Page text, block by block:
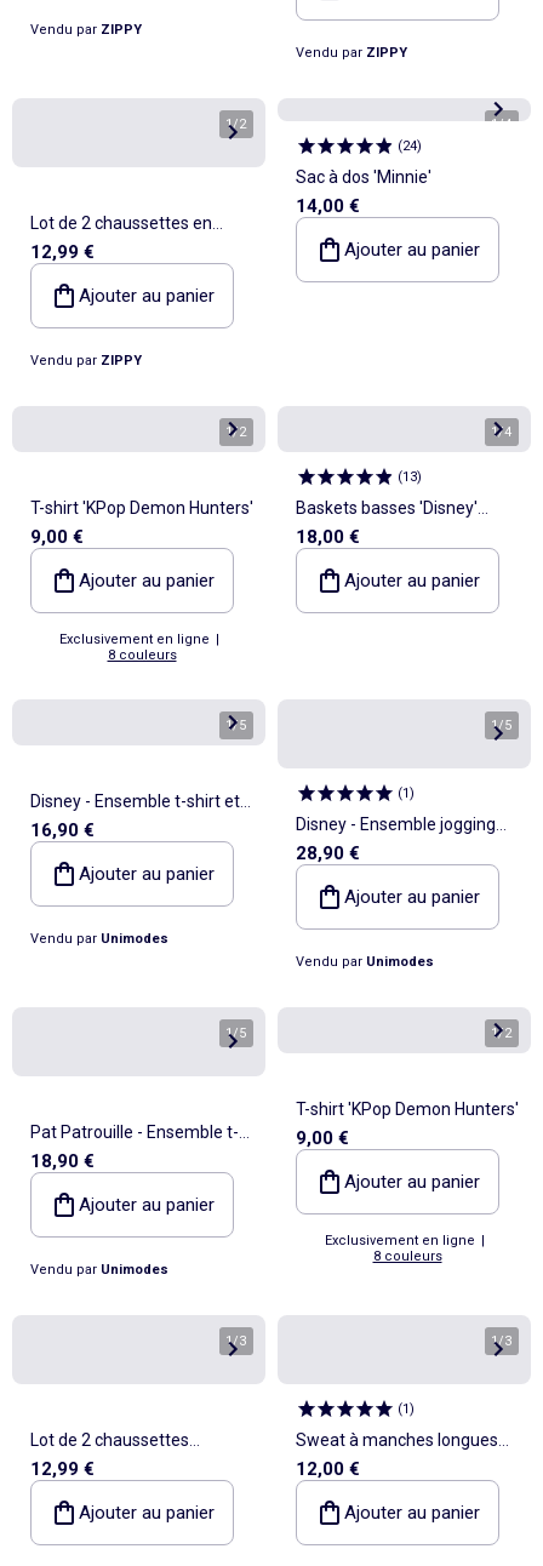
Vendu par ZIPPY
Vendu par ZIPPY
1/2
Lot de 2 chaussettes en
peluche douce
antidérapantes Elsa
12,99 €
Ajouter au panier
Vendu par ZIPPY
1/4
(24)
Sac à dos 'Minnie'
14,00 €
Ajouter au panier
1/2
T-shirt 'KPop Demon Hunters'
9,00 €
Ajouter au panier
Exclusivement en ligne |
8 couleurs
1/4
(13)
Baskets basses 'Disney'
'Angel'
18,00 €
Ajouter au panier
1/5
Disney - Ensemble t-shirt et
short enfant à motif
16,90 €
Ajouter au panier
Vendu par Unimodes
1/5
(1)
Disney - Ensemble jogging
fille sweat et pantalon à
motif
28,90 €
Ajouter au panier
Vendu par Unimodes
1/5
Pat Patrouille - Ensemble t-
shirt et short fille imprimé
18,90 €
Ajouter au panier
Vendu par Unimodes
1/2
T-shirt 'KPop Demon Hunters'
9,00 €
Ajouter au panier
Exclusivement en ligne |
8 couleurs
1/3
Lot de 2 chaussettes
antidérapantes avec
imprimés Hello Kitty
12,99 €
Ajouter au panier
1/3
(1)
Sweat à manches longues
'Disney' 'Stitch & Angel'
12,00 €
Ajouter au panier